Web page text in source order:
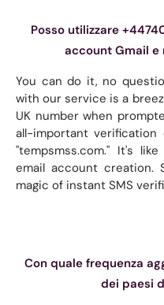
Posso utilizzare
account Gmail e
You can do it, no
with our service is a
UK number when
all-important
"tempsmss.com." It's
email account creation.
magic of instant SMS
Con quale frequenza
dei paesi